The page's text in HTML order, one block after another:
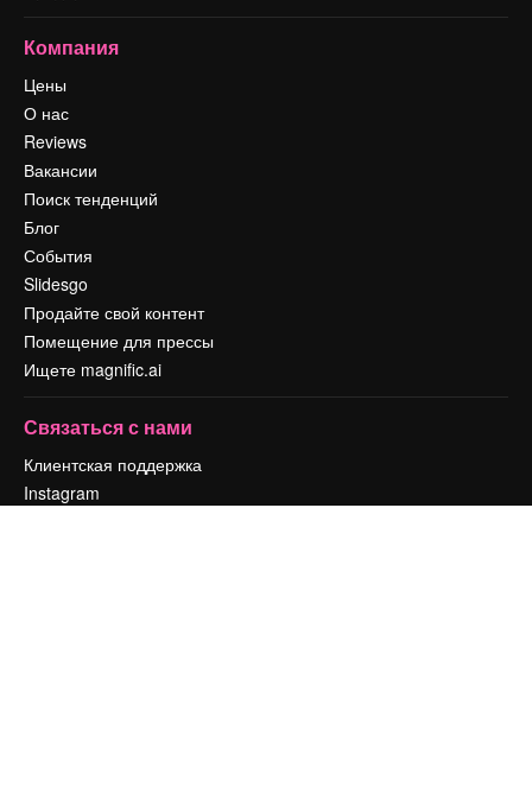
Компания
Цены
О нас
Reviews
Вакансии
Поиск тенденций
Блог
События
Slidesgo
Продайте свой контент
Помещение для прессы
Ищете magnific.ai
Связаться с нами
Клиентская поддержка
Instagram